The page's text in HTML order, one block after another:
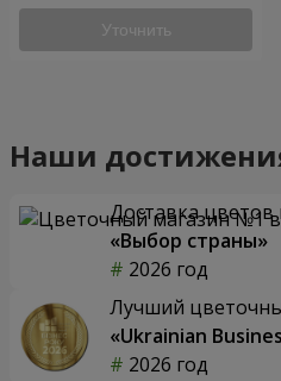
Уточнить
Наши
Доставка цветов
«Выбор страны»
2026 год
Лучший
«Ukrainian
2026 год